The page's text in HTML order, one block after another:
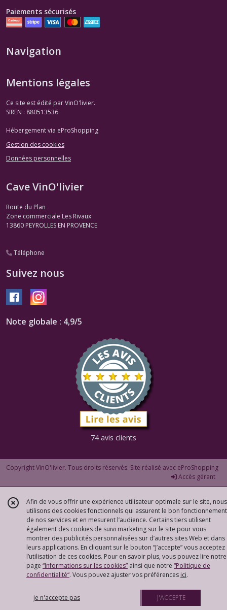
Paiements sécurisés
Navigation
Mentions légales
Ce site est édité par VinO'livier.
SIREN : 880513536
Hébergement via eProShopping
Gestion des cookies
Données personnelles
Cave VinO'livier
Route du Plan
Zone commerciale Les Rivaux
13860 PEYROLLES EN PROVENCE
Téléphone
Suivez nous
Note globale : 4,9/5
74 avis clients
Copyright VinO'livier. Tous droits réservés. Site réalisé avec eProShopping
Accès gérant
Afin de vous offrir une expérience utilisateur optimale sur le site, nous
utilisons des cookies fonctionnels qui assurent le bon fonctionnement
de nos services et en mesurent l’audience. Certains tiers utilisent
également des cookies de suivi marketing sur le site pour vous
montrer des publicités personnalisées sur d’autres sites Web et dans
leurs applications. En cliquant sur le bouton “J’accepte” vous acceptez
l’utilisation de ces cookies. Pour en savoir plus, vous pouvez lire notre
page “Informations sur les cookies” ainsi que notre “Politique de
confidentialité“. Vous pouvez ajuster vos préférences ici.
je n'accepte pas J'ACCEPTE